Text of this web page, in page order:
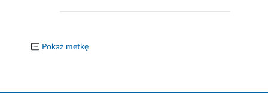
Pokaż metkę